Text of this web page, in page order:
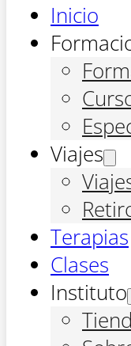
Inicio
Viajes
Terapias
Clases
Instituto